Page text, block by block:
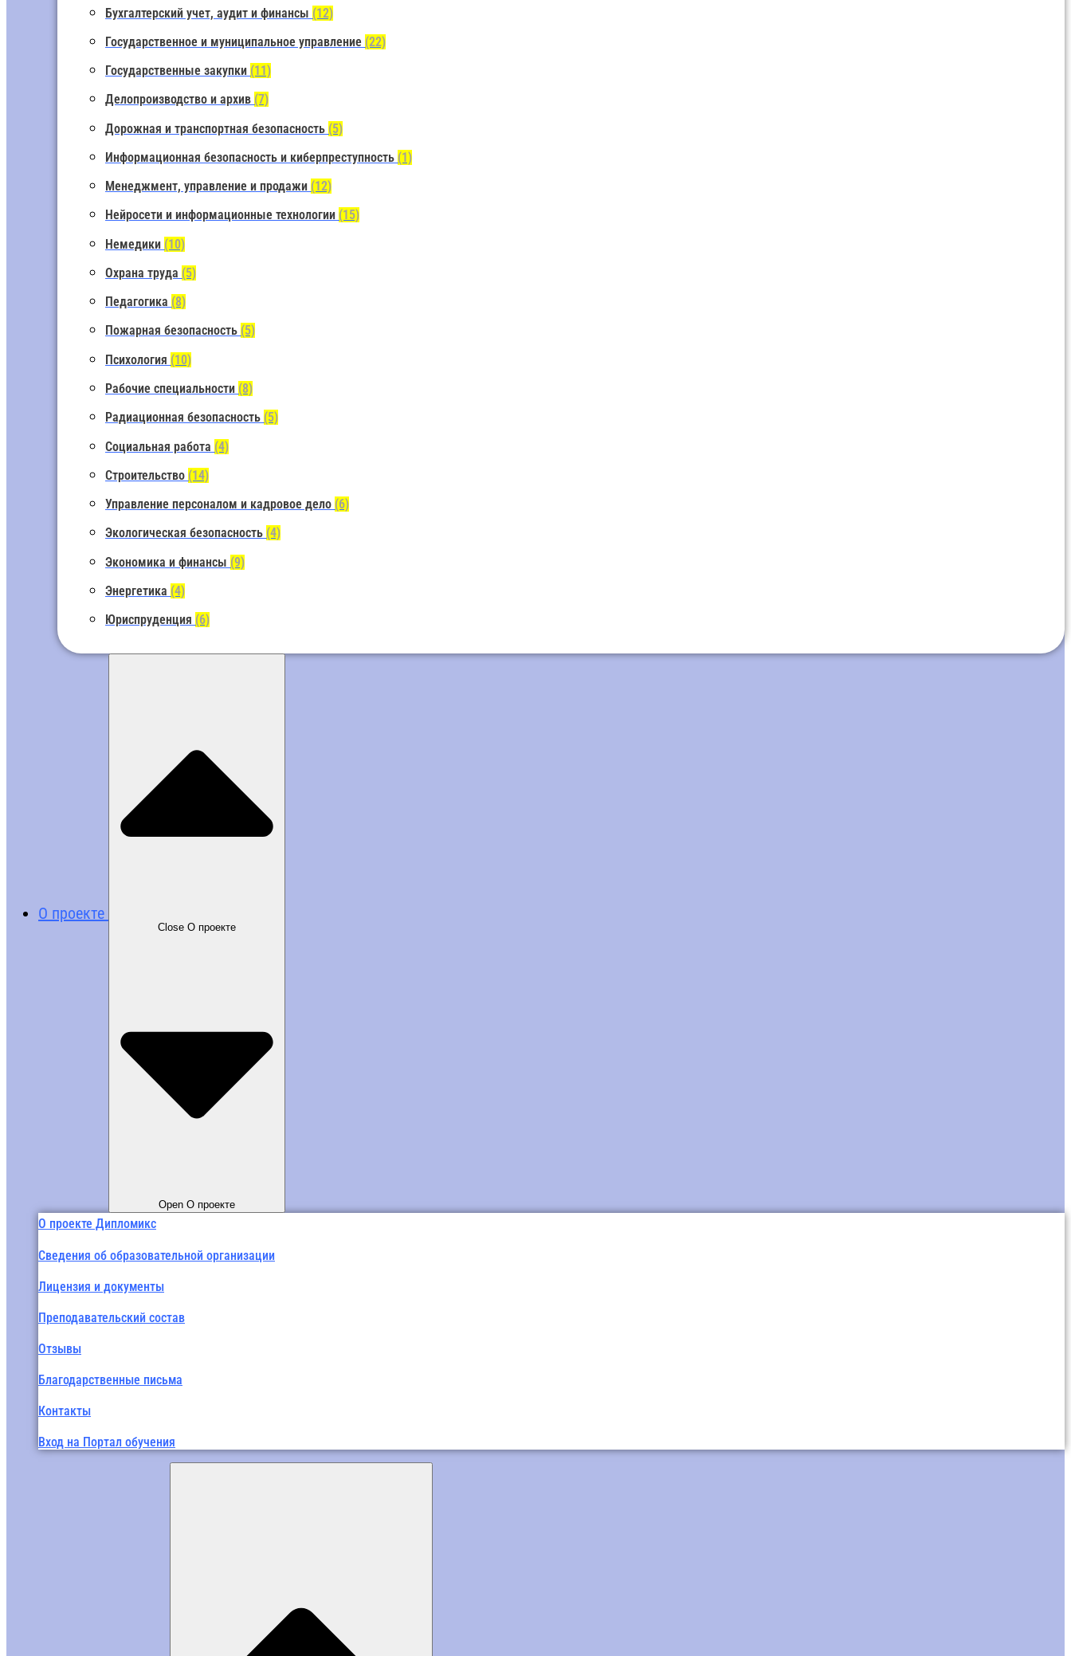
Бухгалтерский учет, аудит и финансы (12)
Государственное и муниципальное управление (22)
Государственные закупки (11)
Делопроизводство и архив (7)
Дорожная и транспортная безопасность (5)
Информационная безопасность и киберпреступность (1)
Менеджмент, управление и продажи (12)
Нейросети и информационные технологии (15)
Немедики (10)
Охрана труда (5)
Педагогика (8)
Пожарная безопасность (5)
Психология (10)
Рабочие специальности (8)
Радиационная безопасность (5)
Социальная работа (4)
Строительство (14)
Управление персоналом и кадровое дело (6)
Экологическая безопасность (4)
Экономика и финансы (9)
Энергетика (4)
Юриспруденция (6)
О проекте
Close О проекте
Open О проекте
О проекте Дипломикс
Сведения об образовательной организации
Лицензия и документы
Преподавательский состав
Отзывы
Благодарственные письма
Контакты
Вход на Портал обучения